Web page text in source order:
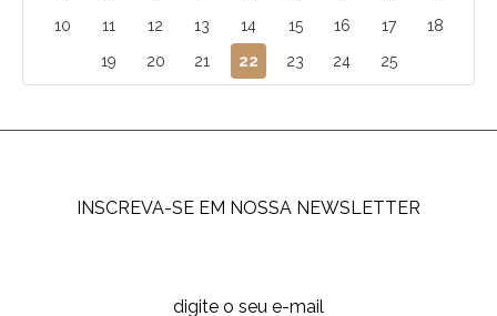
10
11 12 13 14 15 16 17
18
19
20 21 22 23 24 25
INSCREVA-SE EM NOSSA NEWSLETTER